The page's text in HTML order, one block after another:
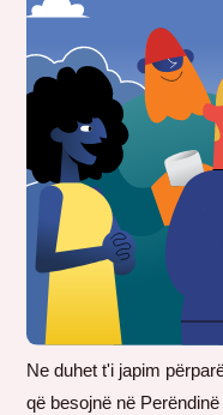
Ne duhet t'i japim
që besojnë në